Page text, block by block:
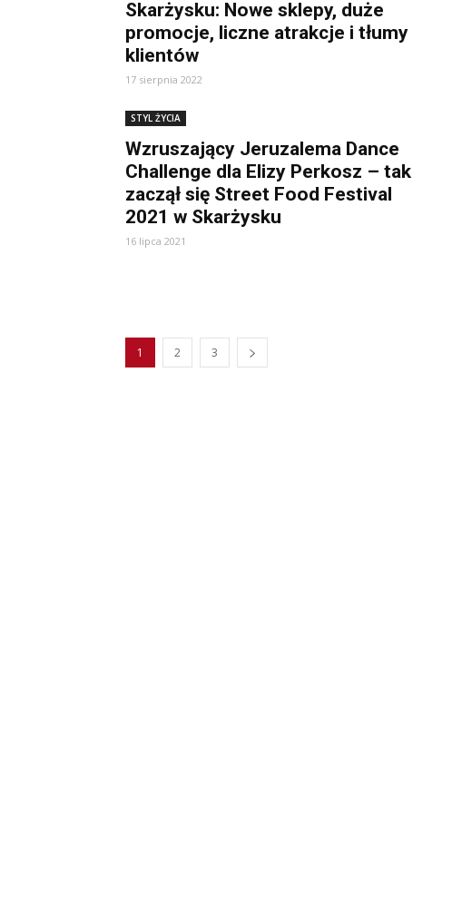
Skarżysku: Nowe sklepy, duże
promocje, liczne atrakcje i tłumy
klientów
17 sierpnia 2022
STYL ŻYCIA
Wzruszający Jeruzalema Dance
Challenge dla Elizy Perkosz – tak
zaczął się Street Food Festival
2021 w Skarżysku
16 lipca 2021
1 2 3